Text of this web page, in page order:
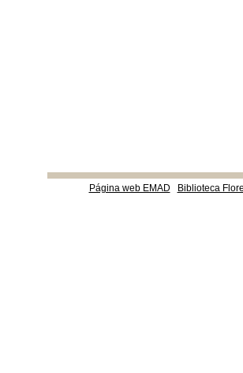
Página web EMAD Biblioteca